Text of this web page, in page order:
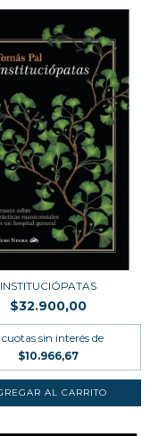
INSTITUCIÓPATAS
$32.900,00
cuotas sin interés de
$10.966,67